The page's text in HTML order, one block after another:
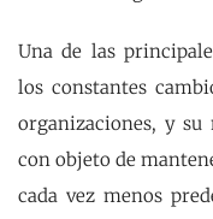
Una de las
los constantes
organizaciones, y su
con objeto de
cada vez menos